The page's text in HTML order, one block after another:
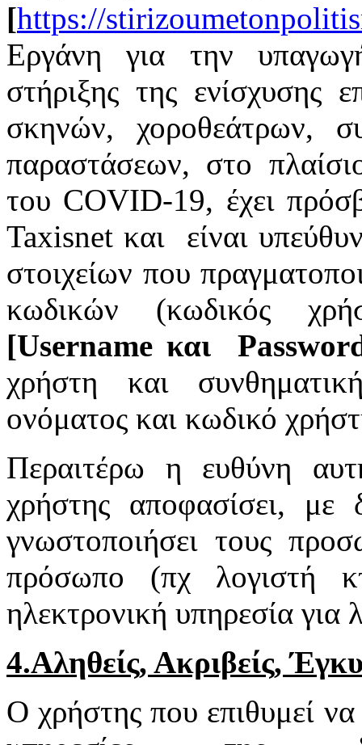
[https://
Εργάνη για την
στήριξης της ενίσχυσης
σκηνών, χοροθεάτρων,
παραστάσεων, στο
του COVID-19, έχει
Taxisnet και είναι
στοιχείων που
κωδικών (κωδικός
[Username και
χρήστη και
ονόματος και κωδικό
Περαιτέρω η ευθύνη
χρήστης αποφασίσει, με
γνωστοποιήσει τους
πρόσωπο (πχ λογιστή
ηλεκτρονική υπηρεσία για
4.Αληθείς, Ακριβείς,
Ο χρήστης που επιθυμεί να